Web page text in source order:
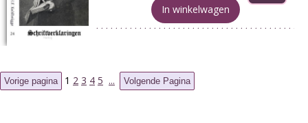
In winkelwagen
1 2 3 4 5 ...